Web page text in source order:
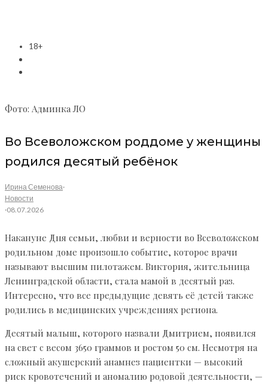
18+
Фото: Админка ЛО
Во Всеволожском роддоме у женщины
родился десятый ребёнок
Ирина Семенова·
Новости
·08.07.2026
Накануне Дня семьи, любви и верности во Всеволожском
родильном доме произошло событие, которое врачи
называют высшим пилотажем. Виктория, жительница
Ленинградской области, стала мамой в десятый раз.
Интересно, что все предыдущие девять её детей также
родились в медицинских учреждениях региона.
Десятый малыш, которого назвали Дмитрием, появился
на свет с весом 3650 граммов и ростом 50 см. Несмотря на
сложный акушерский анамнез пациентки — высокий
риск кровотечений и аномалию родовой деятельности, —